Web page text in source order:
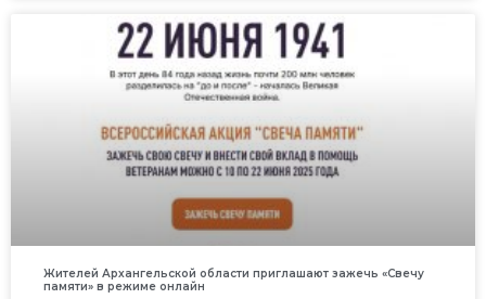
Жителей Архангельской области приглашают зажечь «Свечу
памяти» в режиме онлайн